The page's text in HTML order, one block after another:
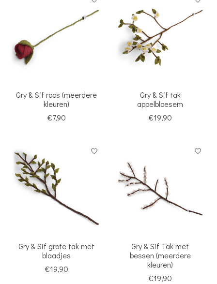
Gry & Sif roos (meerdere
kleuren)
€7,90
Gry & Sif tak
appelbloesem
€19,90
Gry & Sif grote tak met
blaadjes
€19,90
Gry & Sif Tak met
bessen (meerdere
kleuren)
€19,90